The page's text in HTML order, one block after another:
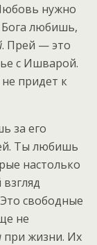
нужно
любишь,
. Прей — это
с Ишварой.
придет к
за его
Ты любишь
настолько
свободные
не
при жизни. Их